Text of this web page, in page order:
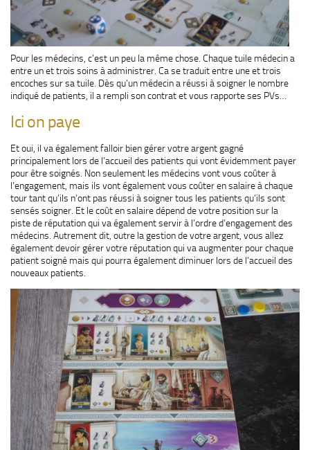
Pour les médecins, c’est un peu la même chose. Chaque tuile médecin a
entre un et trois soins à administrer. Ca se traduit entre une et trois
encoches sur sa tuile. Dès qu’un médecin a réussi à soigner le nombre
indiqué de patients, il a rempli son contrat et vous rapporte ses PVs…
Ici on paye
Et oui, il va également falloir bien gérer votre argent gagné
principalement lors de l’accueil des patients qui vont évidemment payer
pour être soignés. Non seulement les médecins vont vous coûter à
l’engagement, mais ils vont également vous coûter en salaire à chaque
tour tant qu’ils n’ont pas réussi à soigner tous les patients qu’ils sont
sensés soigner. Et le coût en salaire dépend de votre position sur la
piste de réputation qui va également servir à l’ordre d’engagement des
médecins. Autrement dit, outre la gestion de votre argent, vous allez
également devoir gérer votre réputation qui va augmenter pour chaque
patient soigné mais qui pourra également diminuer lors de l’accueil des
nouveaux patients.